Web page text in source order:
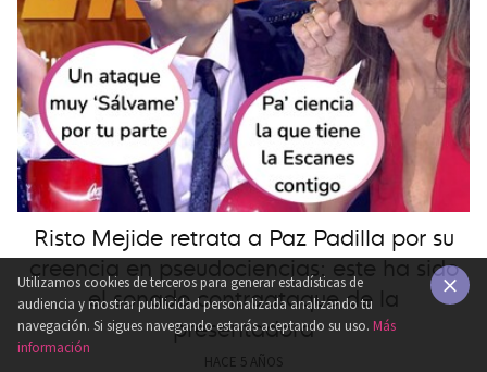
Risto Mejide retrata a Paz Padilla por su
creencia en pseudociencias: este ha sido
el sonado contraataque de la
presentadora
HACE 5 AÑOS
Utilizamos cookies de terceros para generar estadísticas de
audiencia y mostrar publicidad personalizada analizando tu
navegación. Si sigues navegando estarás aceptando su uso. Más
información